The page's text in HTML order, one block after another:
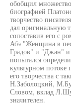
обобщил
биографией
творчество
дал оригинальную
сопоставив его с
Абэ "Женщина в
Градов" и "Джан" и
попытался
культурном
его творчества с
Н.Заболоцкий,
Словом, вклад
значителен.